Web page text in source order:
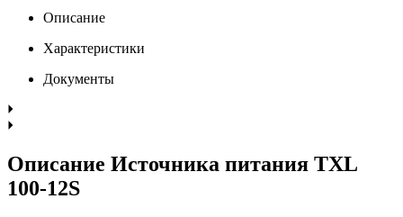
Описание
Характеристики
Документы
Описание Источника питания TXL
100-12S